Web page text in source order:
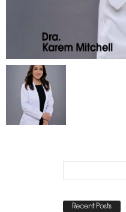
Recent Posts